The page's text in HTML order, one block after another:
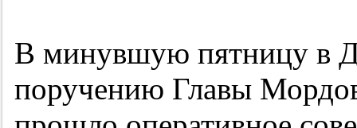
В минувшую пятницу в
поручению Главы